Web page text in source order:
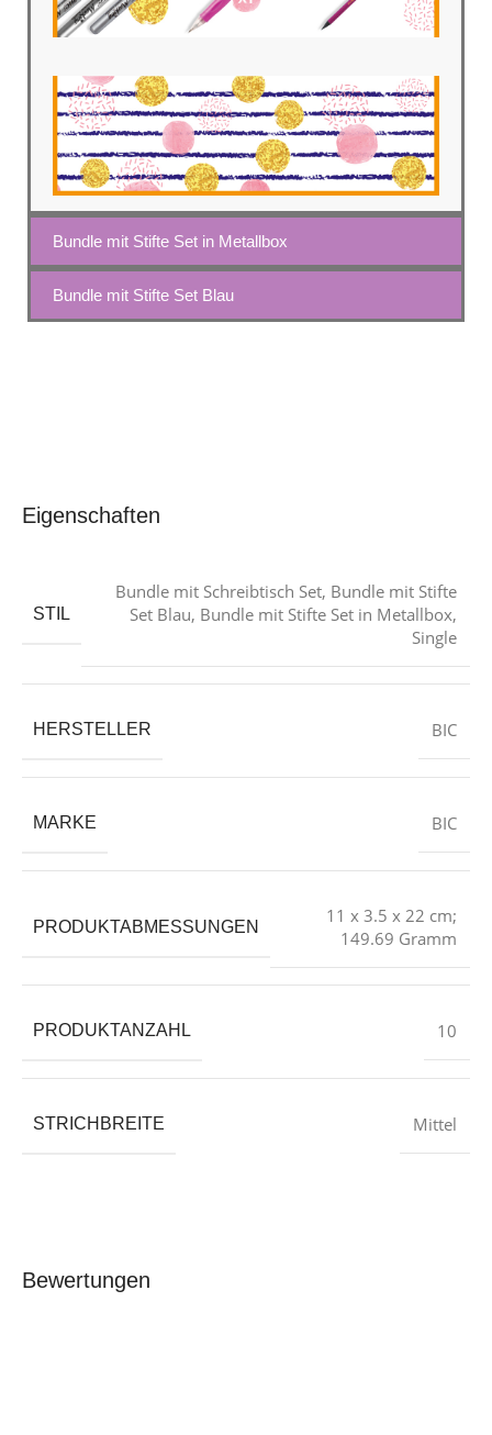
Bundle mit Stifte Set in Metallbox
Bundle mit Stifte Set Blau
Eigenschaften
STIL
Bundle mit Schreibtisch Set, Bundle mit Stifte
Set Blau, Bundle mit Stifte Set in Metallbox,
Single
HERSTELLER ‎BIC
MARKE ‎BIC
PRODUKTABMESSUNGEN
‎11 x 3.5 x 22 cm;
149.69 Gramm
PRODUKTANZAHL ‎10
STRICHBREITE ‎Mittel
Bewertungen